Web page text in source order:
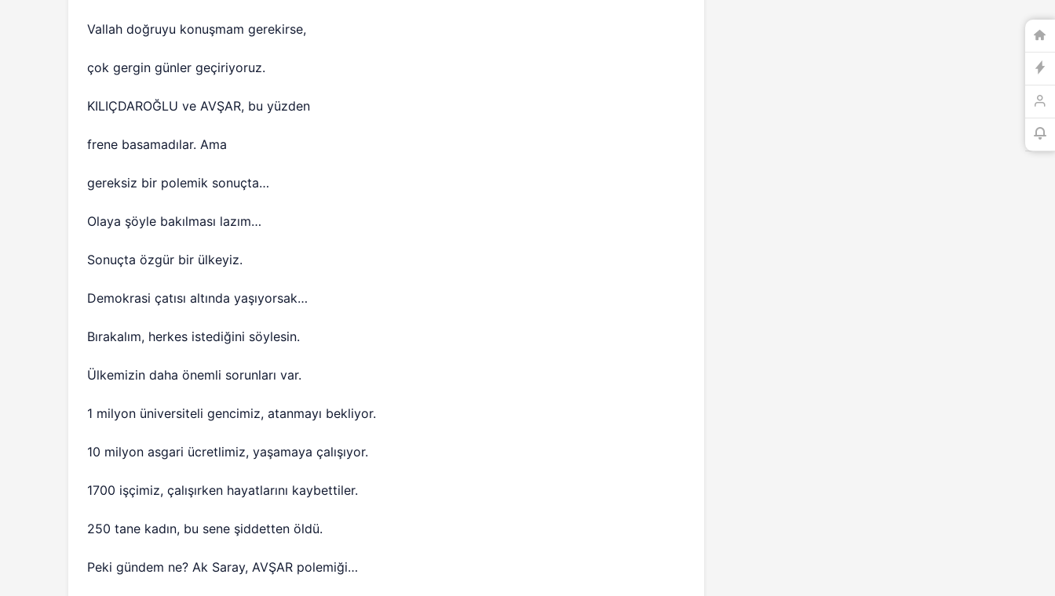
Vallah doğruyu konuşmam gerekirse,
çok gergin günler geçiriyoruz.
KILIÇDAROĞLU ve AVŞAR, bu yüzden
frene basamadılar. Ama
gereksiz bir polemik sonuçta…
Olaya şöyle bakılması lazım…
Sonuçta özgür bir ülkeyiz.
Demokrasi çatısı altında yaşıyorsak…
Bırakalım, herkes istediğini söylesin.
Ülkemizin daha önemli sorunları var.
1 milyon üniversiteli gencimiz, atanmayı bekliyor.
10 milyon asgari ücretlimiz, yaşamaya çalışıyor.
1700 işçimiz, çalışırken hayatlarını kaybettiler.
250 tane kadın, bu sene şiddetten öldü.
Peki gündem ne? Ak Saray, AVŞAR polemiği…